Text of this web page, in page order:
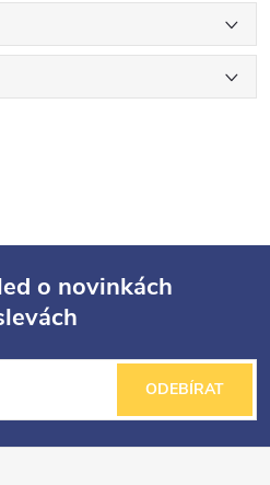
o novinkách
ODEBÍRAT